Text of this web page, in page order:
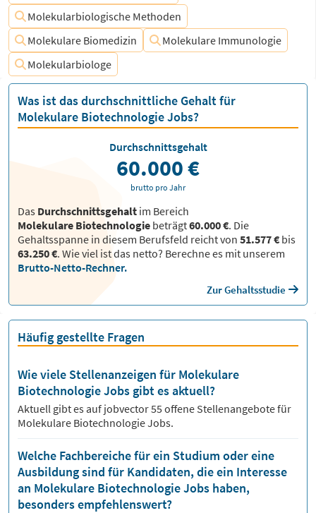
Molekularbiologische Methoden
Molekulare Biomedizin
Molekulare Immunologie
Molekularbiologe
Was ist das durchschnittliche Gehalt für
Molekulare Biotechnologie Jobs?
Das Durchschnittsgehalt im Bereich
Molekulare Biotechnologie beträgt60.000 €. Die
Gehaltsspanne in diesem Berufsfeld reicht von 51.577 € bis
63.250 €. Wie viel ist das netto? Berechne es mit unserem
Brutto-Netto-Rechner.
Zur Gehaltsstudie
Durchschnittsgehalt
60.000 €
brutto pro Jahr
Häufig gestellte Fragen
Wie viele Stellenanzeigen für Molekulare
Biotechnologie Jobs gibt es aktuell?
Aktuell gibt es auf jobvector55 offene Stellenangebote für
Molekulare Biotechnologie Jobs.
Welche Fachbereiche für ein Studium oder eine
Ausbildung sind für Kandidaten, die ein Interesse
an Molekulare Biotechnologie Jobs haben,
besonders empfehlenswert?